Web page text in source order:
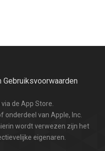
de App Store.
onderdeel van Apple, Inc.
wordt verwezen zijn het
eigenaren.